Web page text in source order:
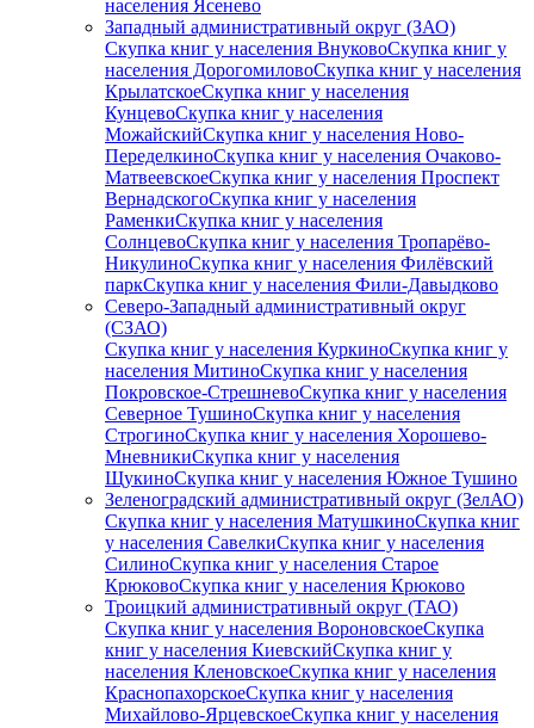
населения Ясенево
Западный административный округ (ЗАО)
Скупка книг у населения ВнуковоСкупка книг у
населения ДорогомиловоСкупка книг у населения
КрылатскоеСкупка книг у населения
КунцевоСкупка книг у населения
МожайскийСкупка книг у населения Ново-
ПеределкиноСкупка книг у населения Очаково-
МатвеевскоеСкупка книг у населения Проспект
ВернадскогоСкупка книг у населения
РаменкиСкупка книг у населения
СолнцевоСкупка книг у населения Тропарёво-
НикулиноСкупка книг у населения Филёвский
паркСкупка книг у населения Фили-Давыдково
Северо-Западный административный округ
(СЗАО)
Скупка книг у населения КуркиноСкупка книг у
населения МитиноСкупка книг у населения
Покровское-СтрешневоСкупка книг у населения
Северное ТушиноСкупка книг у населения
СтрогиноСкупка книг у населения Хорошево-
МневникиСкупка книг у населения
ЩукиноСкупка книг у населения Южное Тушино
Зеленоградский административный округ (ЗелАО)
Скупка книг у населения МатушкиноСкупка книг
у населения СавелкиСкупка книг у населения
СилиноСкупка книг у населения Старое
КрюковоСкупка книг у населения Крюково
Троицкий административный округ (ТАО)
Скупка книг у населения ВороновскоеСкупка
книг у населения КиевскийСкупка книг у
населения КленовскоеСкупка книг у населения
КраснопахорскоеСкупка книг у населения
Михайлово-ЯрцевскоеСкупка книг у населения